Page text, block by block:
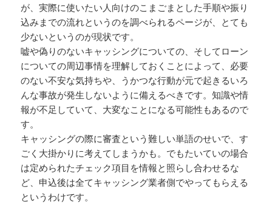
が、実際に使いたい人向けのこまごまとした手順や振り
込みまでの流れというのを調べられるページが、とても
少ないというのが現状です。
嘘や偽りのないキャッシングについての、そしてローン
についての周辺事情を理解しておくことによって、必要
のない不安な気持ちや、うかつな行動が元で起きるいろ
んな事故が発生しないように備えるべきです。知識や情
報が不足していて、大変なことになる可能性もあるので
す。
キャッシングの際に審査という難しい単語のせいで、す
ごく大掛かりに考えてしまうかも。でもたいていの場合
は定められたチェック項目を情報と照らし合わせるな
ど、申込後は全てキャッシング業者側でやってもらえる
というわけです。